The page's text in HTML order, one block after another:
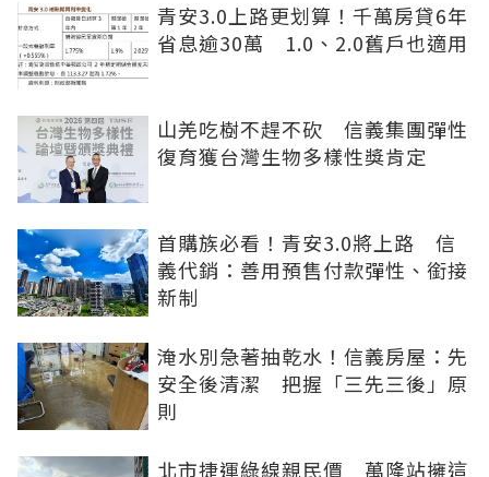
青安3.0上路更划算！千萬房貸6年
省息逾30萬 1.0、2.0舊戶也適用
山羌吃樹不趕不砍 信義集團彈性
復育獲台灣生物多樣性獎肯定
首購族必看！青安3.0將上路 信
義代銷：善用預售付款彈性、銜接
新制
淹水別急著抽乾水！信義房屋：先
安全後清潔 把握「三先三後」原
則
北市捷運綠線親民價 萬隆站擁這